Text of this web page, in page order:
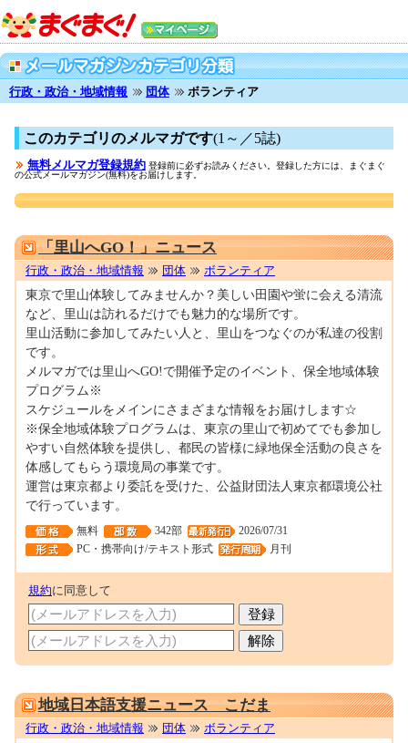
行政・政治・地域情報 団体 ボランティア
このカテゴリのメルマガです(1～／5誌)
無料メルマガ登録規約 登録前に必ずお読みください。登録した方には、まぐまぐ
の公式メールマガジン(無料)をお届けします。
「里山へGO！」ニュース
行政・政治・地域情報 団体 ボランティア
東京で里山体験してみませんか？美しい田園や蛍に会える清流
など、里山は訪れるだけでも魅力的な場所です。
里山活動に参加してみたい人と、里山をつなぐのが私達の役割
です。
メルマガでは里山へGO!で開催予定のイベント、保全地域体験
プログラム※
スケジュールをメインにさまざまな情報をお届けします☆
※保全地域体験プログラムは、東京の里山で初めてでも参加し
やすい自然体験を提供し、都民の皆様に緑地保全活動の良さを
体感してもらう環境局の事業です。
運営は東京都より委託を受けた、公益財団法人東京都環境公社
で行っています。
無料 342部
2026/07/31
PC・携帯向け/テキスト形式
月刊
規約に同意して
地域日本語支援ニュース こだま
行政・政治・地域情報 団体 ボランティア